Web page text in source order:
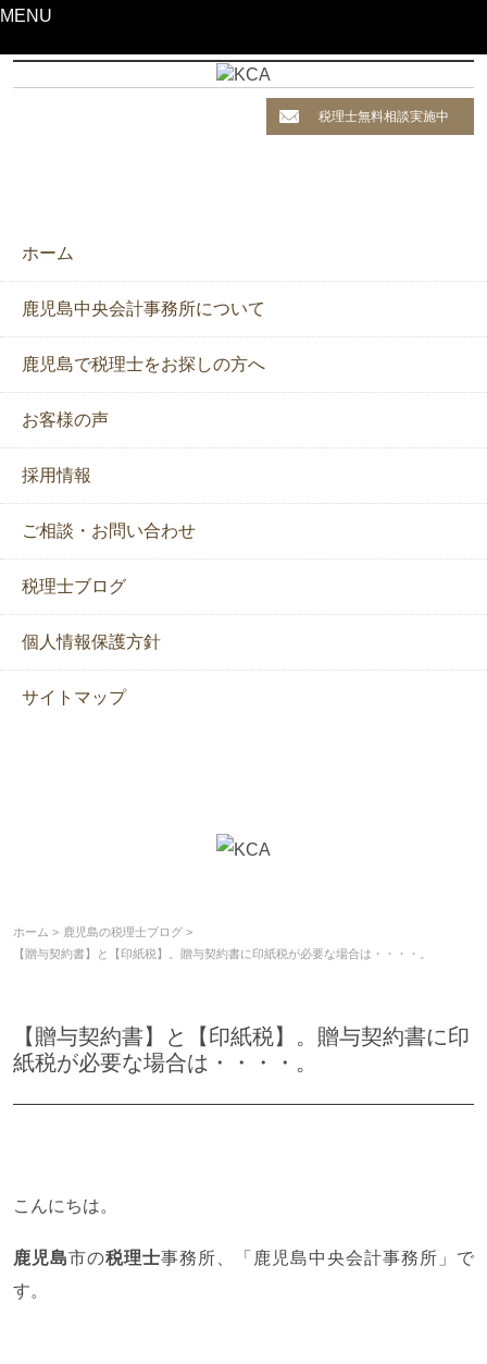
税理士無料相談実施中
MENU
ホーム
鹿児島中央会計事務所について
鹿児島で税理士をお探しの方へ
お客様の声
採用情報
ご相談・お問い合わせ
税理士ブログ
個人情報保護方針
サイトマップ
ホーム
鹿児島の税理士ブログ
【贈与契約書】と【印紙税】。贈与契約書に印紙税が必要な場合は・・・・。
【贈与契約書】と【印紙税】。贈与契約書に印
紙税が必要な場合は・・・・。
こんにちは。
鹿児島市の税理士事務所、「鹿児島中央会計事務所」で
す。